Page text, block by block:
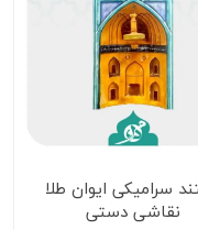
سرامیکی ایوان طلا
نقاشی دستی